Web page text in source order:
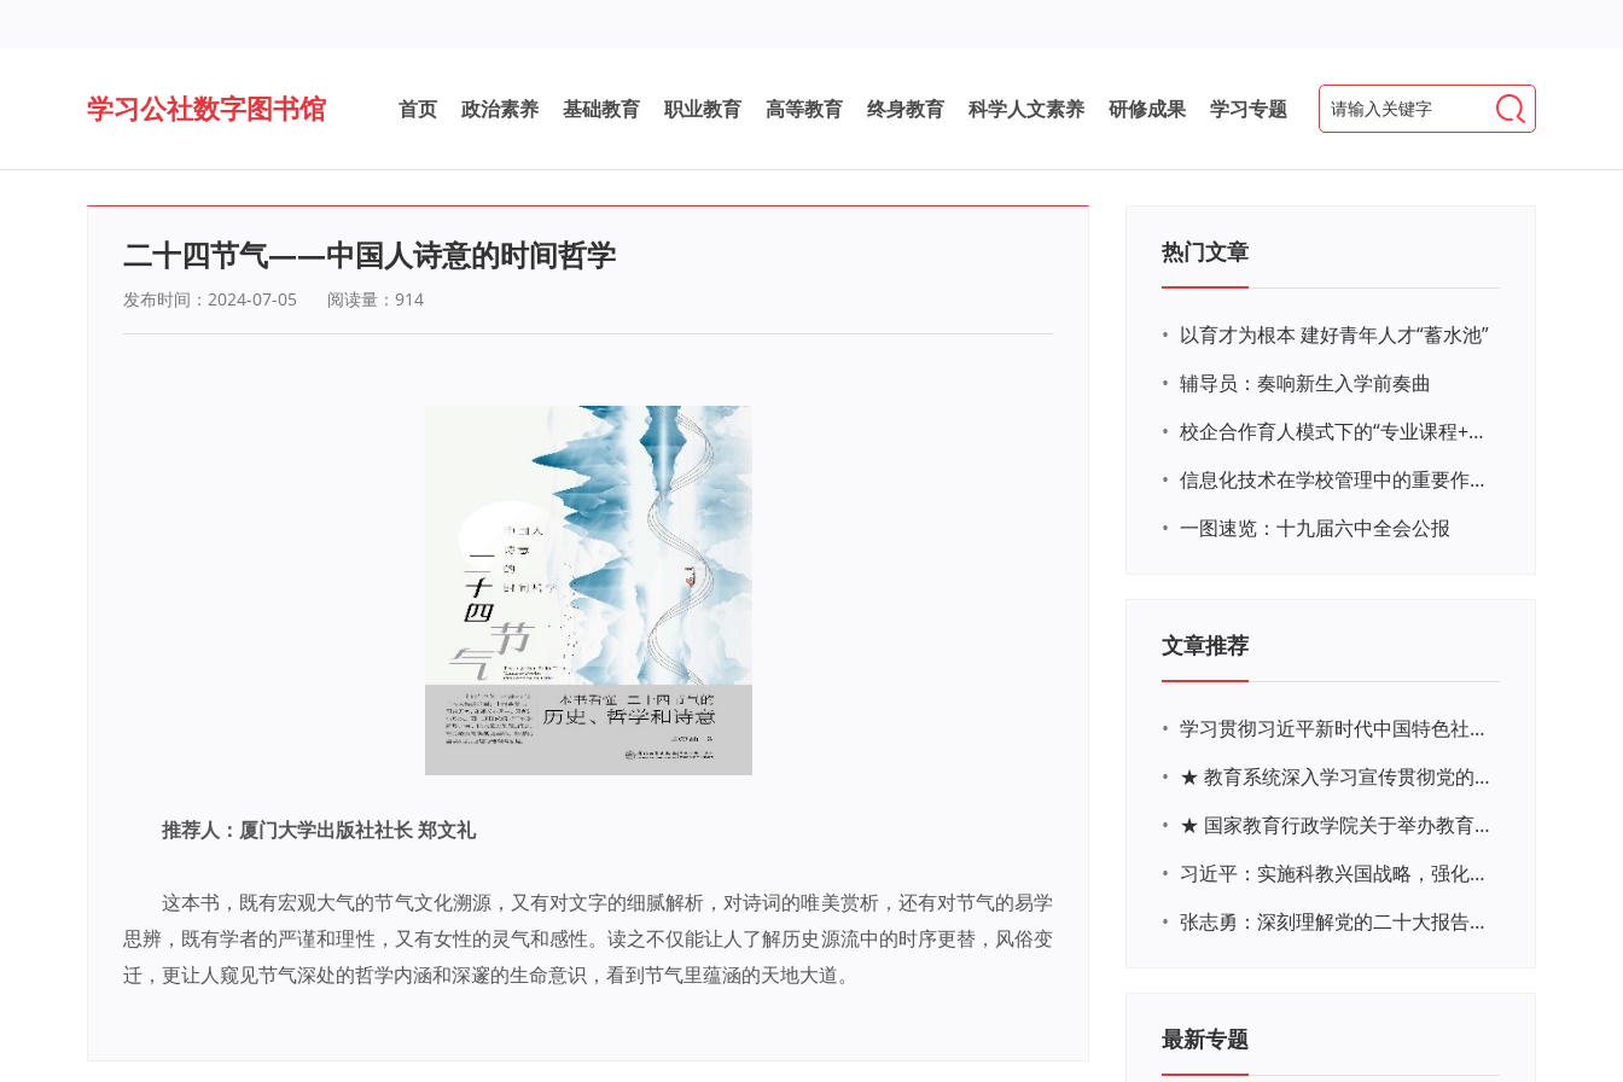
学习公社数字图书馆 首页 政治素养 基础教育 职业教育 高等教育 终身教育 科学人文素养 研修成果 学习专题
二十四节气——中国人诗意的时间哲学
发布时间：2024-07-05 阅读量： 914
推荐人：厦门大学出版社社长 郑文礼
这本书，既有宏观大气的节气文化溯源，又有对文字的细腻解析，对诗词的唯美赏析，还有对节气的易学
思辨，既有学者的严谨和理性，又有女性的灵气和感性。读之不仅能让人了解历史源流中的时序更替，风俗变
迁，更让人窥见节气深处的哲学内涵和深邃的生命意识，看到节气里蕴涵的天地大道。
热门文章
• 以育才为根本 建好青年人才“蓄水池”
• 辅导员：奏响新生入学前奏曲
•
校企合作育人模式下的“专业课程+思政教育+党建活动”交叉融合的课程思政教学探索与实践
•
信息化技术在学校管理中的重要作用 ——以贵州省威宁民族中学和校园使用等为例
• 一图速览：十九届六中全会公报
文章推荐
•
学习贯彻习近平新时代中国特色社会主义思想主题教育网络培训
•
★ 教育系统深入学习宣传贯彻党的二十大精神学习专题
•
★ 国家教育行政学院关于举办教育系统深入学习宣传贯彻党的二十大精神专题网络培训的通知
•
习近平：实施科教兴国战略，强化现代化建设人才支撑
•
张志勇：深刻理解党的二十大报告关于教育的新思想、新战略、新要求
最新专题